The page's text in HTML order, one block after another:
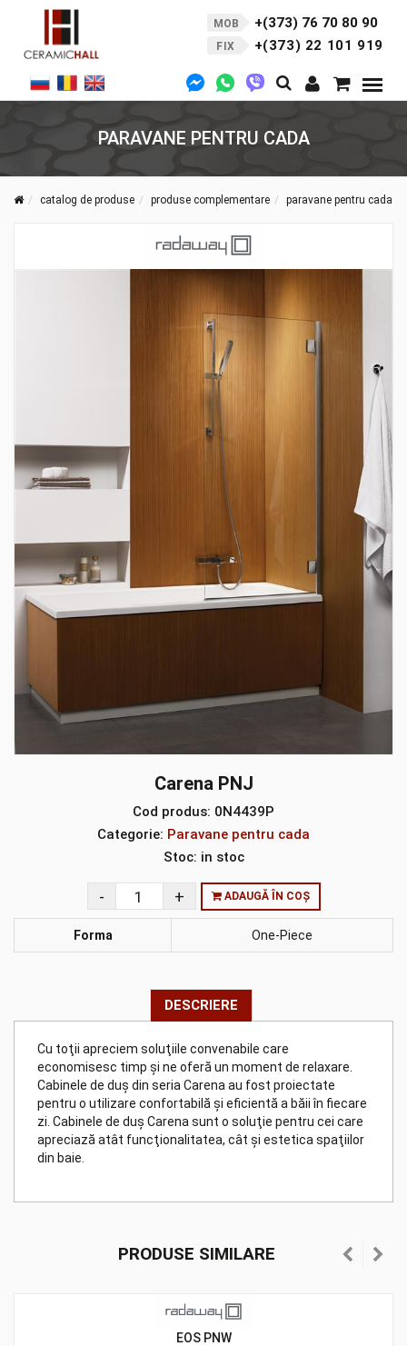
MOB +(373) 76 70 80 90
FIX +(373) 22 101 919
PARAVANE PENTRU CADA
catalog de produse produse complementare paravane pentru cada
Carena PNJ
Cod produs: 0N4439P
Categorie: Paravane pentru cada
Stoc: in stoc
ADAUGĂ ÎN COȘ
Forma One-Piece
DESCRIERE
Cu toţii apreciem soluţiile convenabile care
economisesc timp şi ne oferă un moment de relaxare.
Cabinele de duş din seria Carena au fost proiectate
pentru o utilizare confortabilă şi eficientă a băii în fiecare
zi. Cabinele de duş Carena sunt o soluţie pentru cei care
apreciază atât funcţionalitatea, cât şi estetica spaţiilor
din baie.
PRODUSE SIMILARE
EOS PNW